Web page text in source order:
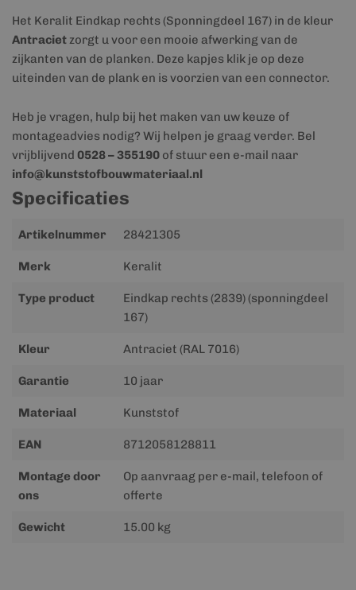
Het Keralit Eindkap rechts (Sponningdeel 167) in de kleur
Antracietzorgt u voor een mooie afwerking van de
zijkanten van de planken. Deze kapjes klik je op deze
uiteinden van de plank en is voorzien van een connector.
Heb je vragen, hulp bij het maken van uw keuze of
montageadvies nodig? Wij helpen je graag verder. Bel
vrijblijvend 0528 – 355190 of stuur een e-mail naar
info@kunststofbouwmateriaal.nl
Specificaties
Meer
Artikelnummer 28421305
Merk Keralit
Type product
Eindkap rechts (2839) (sponningdeel
167)
Kleur Antraciet (RAL 7016)
Garantie 10 jaar
Materiaal Kunststof
EAN 8712058128811
Montage door
ons
Op aanvraag per e-mail, telefoon of
offerte
Gewicht 15.00 kg